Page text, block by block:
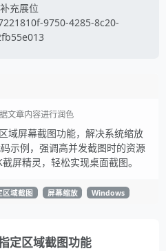
补充展位
9750-4285-8c20-
文章内容进行润色
域屏幕截图功能，解决系统缩放
示例，强调高并发截图时的资源
屏精灵，轻松实现桌面截图。
区域截图 屏幕缩放 Windows
定区域截图功能